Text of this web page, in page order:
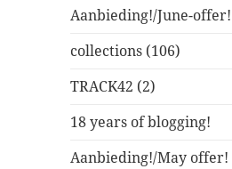
Aanbieding!/June-offer!
collections (106)
TRACK42 (2)
18 years of blogging!
Aanbieding!/May offer!